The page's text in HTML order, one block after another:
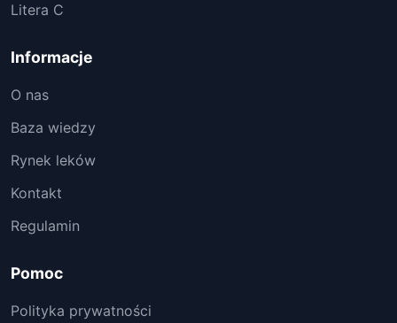
Litera C
Informacje
O nas
Baza wiedzy
Rynek leków
Kontakt
Regulamin
Pomoc
Polityka prywatności